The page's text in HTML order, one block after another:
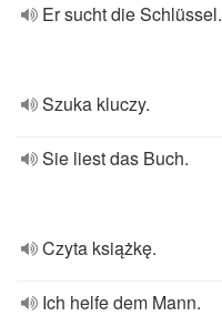
Er sucht die Schlüssel.
Szuka kluczy.
Sie liest das Buch.
Czyta książkę.
Ich helfe dem Mann.